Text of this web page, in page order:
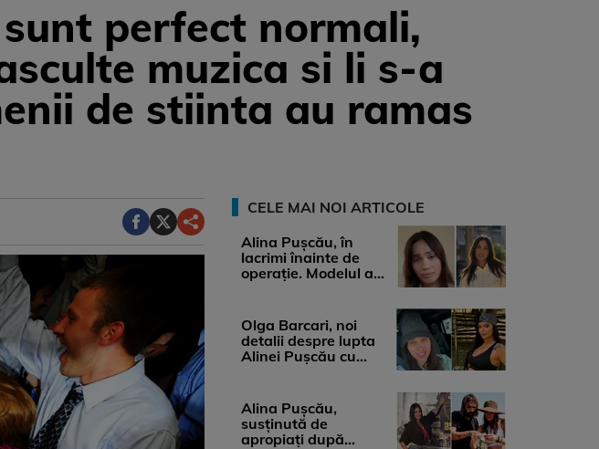
perfect normali,
muzica si li s-a
de stiinta au ramas
CELE MAI NOI ARTICOLE
Alina Pușcău, în
lacrimi înainte de
operație. Modelul a
Olga Barcari, noi
detalii despre lupta
Alinei Pușcău cu
Alina Pușcău,
susținută de
apropiați după